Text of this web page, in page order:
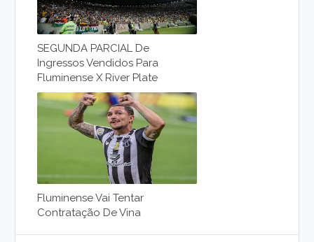
SEGUNDA PARCIAL De
Ingressos Vendidos Para
Fluminense X River Plate
Fluminense Vai Tentar
Contratação De Vina